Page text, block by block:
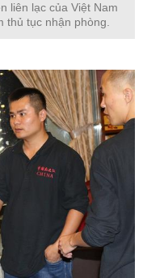
liên lạc của Việt Nam
thủ tục nhận phòng.